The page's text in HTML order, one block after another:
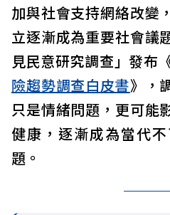
加與社會支持網絡改變
立逐漸成為重要社會議
見民意研究調查」發布
險趨勢調查白皮書》，
只是情緒問題，更可能
健康，逐漸成為當代
題。